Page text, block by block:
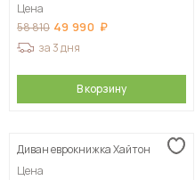
Цена
58 810 49 990
за 3 дня
В корзину
Диван еврокнижка Хайтон
Цена